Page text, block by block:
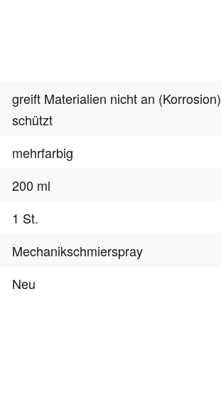
greift Materialien nicht an (Korrosion)
schützt
mehrfarbig
200 ml
1 St.
Mechanikschmierspray
Neu